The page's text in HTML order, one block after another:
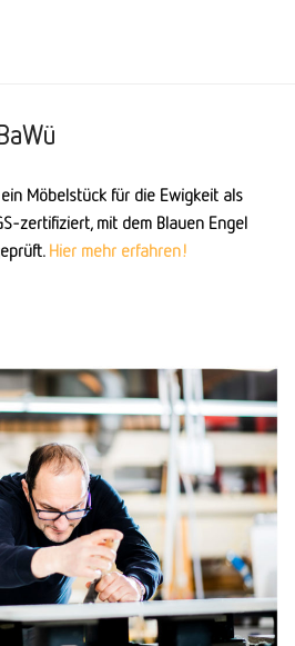
Möbelstück für die Ewigkeit als
zertifiziert, mit dem Blauen Engel
Hier mehr erfahren!